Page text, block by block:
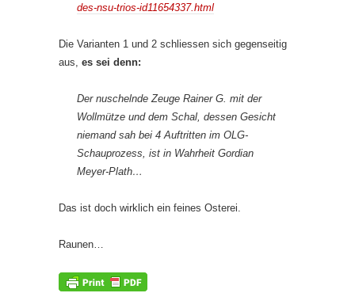
des-nsu-trios-id11654337.html
Die Varianten 1 und 2 schliessen sich gegenseitig
aus, es sei denn:
Der nuschelnde Zeuge Rainer G. mit der
Wollmütze und dem Schal, dessen Gesicht
niemand sah bei 4 Auftritten im OLG-
Schauprozess, ist in Wahrheit Gordian
Meyer-Plath…
Das ist doch wirklich ein feines Osterei.
Raunen…